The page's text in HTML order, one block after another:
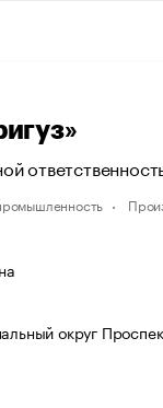
округ